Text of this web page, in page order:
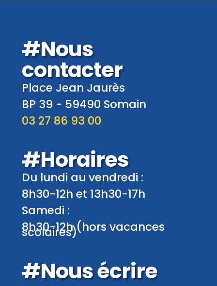
#Nous
contacter
Place Jean Jaurès
BP 39 - 59490 Somain
03 27 86 93 00
#Horaires
Du lundi au vendredi :
8h30-12h et 13h30-17h
Samedi :
8h30-12h (hors vacances
scolaires)
#Nous écrire